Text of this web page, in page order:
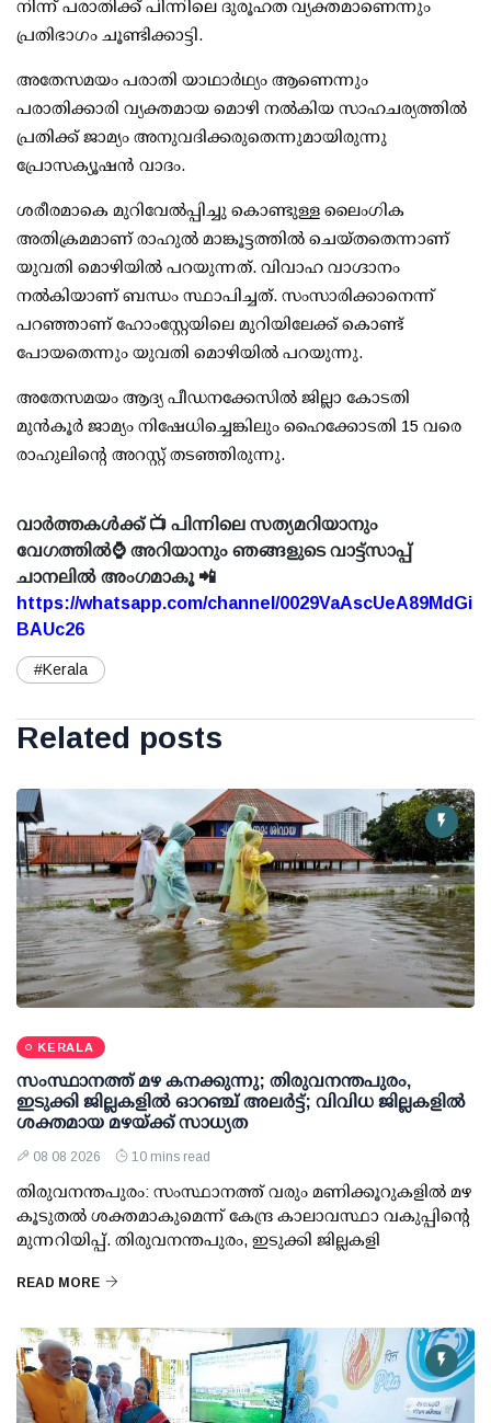
നിന്ന് പരാതിക്ക് പിന്നിലെ ദുരൂഹത വ്യക്തമാണെന്നും
പ്രതിഭാഗം ചൂണ്ടിക്കാട്ടി.
അതേസമയം പരാതി യാഥാര്‍ഥ്യം ആണെന്നും
പരാതിക്കാരി വ്യക്തമായ മൊഴി നല്‍കിയ സാഹചര്യത്തില്‍
പ്രതിക്ക് ജാമ്യം അനുവദിക്കരുതെന്നുമായിരുന്നു
പ്രോസക്യൂഷന്‍ വാദം.
ശരീരമാകെ മുറിവേല്‍പ്പിച്ചു കൊണ്ടുള്ള ലൈംഗിക
അതിക്രമമാണ് രാഹുല്‍ മാങ്കൂട്ടത്തില്‍ ചെയ്തതെന്നാണ്
യുവതി മൊഴിയില്‍ പറയുന്നത്. വിവാഹ വാഗ്ദാനം
നല്‍കിയാണ് ബന്ധം സ്ഥാപിച്ചത്. സംസാരിക്കാനെന്ന്
പറഞ്ഞാണ് ഹോംസ്റ്റേയിലെ മുറിയിലേക്ക് കൊണ്ട്
പോയതെന്നും യുവതി മൊഴിയില്‍ പറയുന്നു.
അതേസമയം ആദ്യ പീഡനക്കേസില്‍ ജില്ലാ കോടതി
മുന്‍കൂര്‍ ജാമ്യം നിഷേധിച്ചെങ്കിലും ഹൈക്കോടതി 15 വരെ
രാഹുലിന്റെ അറസ്റ്റ് തടഞ്ഞിരുന്നു.
വാർത്തകൾക്ക് 📺 പിന്നിലെ സത്യമറിയാനും
വേഗത്തിൽ⌚ അറിയാനും ഞങ്ങളുടെ വാട്ട്സാപ്പ്
ചാനലിൽ അംഗമാകൂ 📲
https://whatsapp.com/channel/0029VaAscUeA89MdGi
BAUc26
#Kerala
Related posts
KERALA
സംസ്ഥാനത്ത് മഴ കനക്കുന്നു; തിരുവനന്തപുരം,
ഇടുക്കി ജില്ലകളിൽ ഓറഞ്ച് അലർട്ട്; വിവിധ ജില്ലകളിൽ
ശക്തമായ മഴയ്ക്ക് സാധ്യത
08 08 2026 10 mins read
തിരുവനന്തപുരം: സംസ്ഥാനത്ത് വരും മണിക്കൂറുകളിൽ മഴ
കൂടുതൽ ശക്തമാകുമെന്ന് കേന്ദ്ര കാലാവസ്ഥാ വകുപ്പിന്റെ
മുന്നറിയിപ്പ്. തിരുവനന്തപുരം, ഇടുക്കി ജില്ലകളി
READ MORE